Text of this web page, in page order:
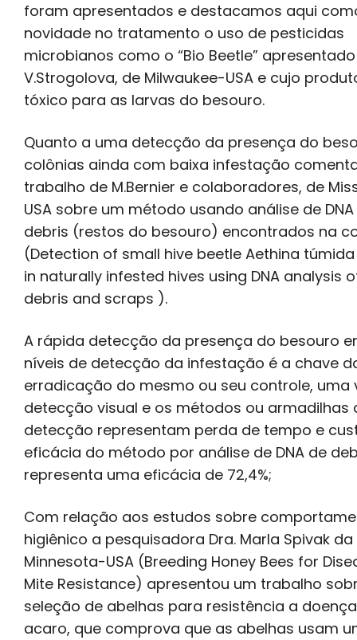
foram apresentados e destacamos aqui
novidade no tratamento o uso de pesticidas
microbianos como o “Bio Beetle”
V.Strogolova, de Milwaukee-USA e cujo
tóxico para as larvas do besouro.
Quanto a uma detecção da presença do
colônias ainda com baixa infestação
trabalho de M.Bernier e colaboradores, de
USA sobre um método usando análise de
debris (restos do besouro) encontrados na
(Detection of small hive beetle Aethina
in naturally infested hives using DNA analysis
debris and scraps ).
A rápida detecção da presença do besouro
níveis de detecção da infestação é a chave
erradicação do mesmo ou seu controle, uma
detecção visual e os métodos ou armadilhas
detecção representam perda de tempo e
eficácia do método por análise de DNA de
representa uma eficácia de 72,4%;
Com relação aos estudos sobre
higiênico a pesquisadora Dra. Marla Spivak da
Minnesota-USA (Breeding Honey Bees for
Mite Resistance) apresentou um trabalho
seleção de abelhas para resistência a
acaro, que comprova que as abelhas usam